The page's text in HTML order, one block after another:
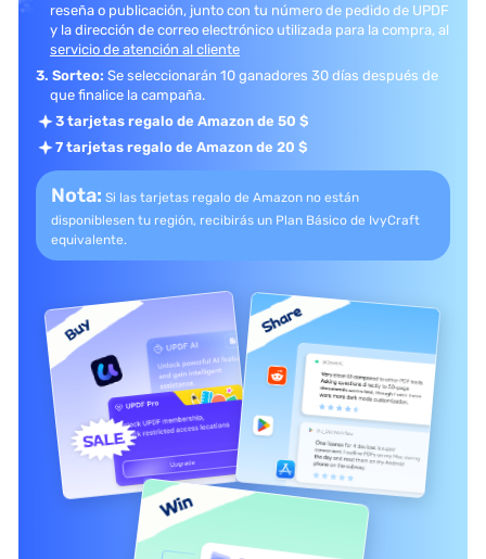
reseña o publicación, junto con tu número de pedido de UPDF
y la dirección de correo electrónico utilizada para la compra, al
servicio de atención al cliente
3. Sorteo: Se seleccionarán 10 ganadores 30 días después de
que finalice la campaña.
3 tarjetas regalo de Amazon de 50 $
7 tarjetas regalo de Amazon de 20 $
Nota: Si las tarjetas regalo de Amazon no están
disponiblesen tu región, recibirás un Plan Básico de IvyCraft
equivalente.